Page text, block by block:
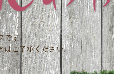
です。
はご了承ください。